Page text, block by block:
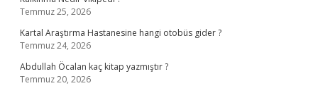
Temmuz 25, 2026
Kartal Araştırma Hastanesine hangi otobüs gider ?
Temmuz 24, 2026
Abdullah Öcalan kaç kitap yazmıştır ?
Temmuz 20, 2026